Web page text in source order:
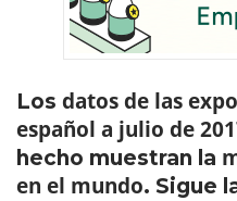
Los datos de las
español a julio de
hecho muestran la
en el mundo. Sigue